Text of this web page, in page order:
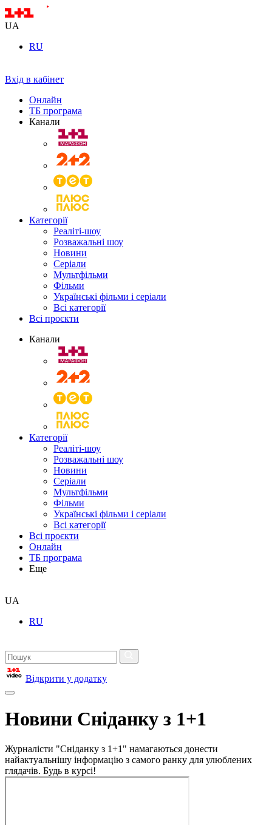
UA
RU
Вхід в кабінет
Онлайн
ТБ програма
Канали
Категорії
Реаліті-шоу
Розважальні шоу
Новини
Серіали
Мультфільми
Фільми
Українські фільми і серіали
Всі категорії
Всі проєкти
Канали
Категорії
Реаліті-шоу
Розважальні шоу
Новини
Серіали
Мультфільми
Фільми
Українські фільми і серіали
Всі категорії
Всі проєкти
Онлайн
ТБ програма
Еще
UA
RU
Відкрити у додатку
Новини Сніданку з 1+1
Журналісти "Сніданку з 1+1" намагаються донести
найактуальнішу інформацію з самого ранку для улюблених
глядачів. Будь в курсі!